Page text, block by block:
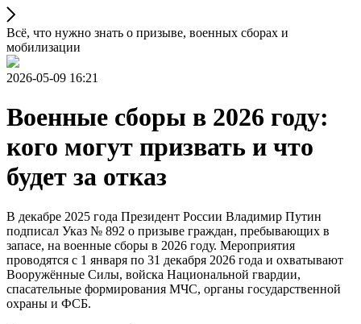
Всё, что нужно знать о призыве, военных сборах и
мобилизации
2026-05-09 16:21
Военные сборы в 2026 году:
кого могут призвать и что
будет за отказ
В декабре 2025 года Президент России Владимир Путин
подписал Указ № 892 о призыве граждан, пребывающих в
запасе, на военные сборы в 2026 году. Мероприятия
проводятся с 1 января по 31 декабря 2026 года и охватывают
Вооружённые Силы, войска Национальной гвардии,
спасательные формирования МЧС, органы государственной
охраны и ФСБ.